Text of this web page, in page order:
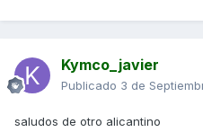
Kymco_javier
Publicado 3 de
saludos de otro alicantino